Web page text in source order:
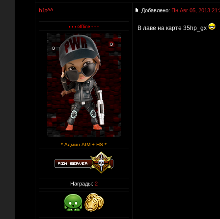
h1t^^ Добавлено: Пн Авг 05, 2013
* Админ AIM + HS *
Награды: 2
В лаве на карте 35hp_gx